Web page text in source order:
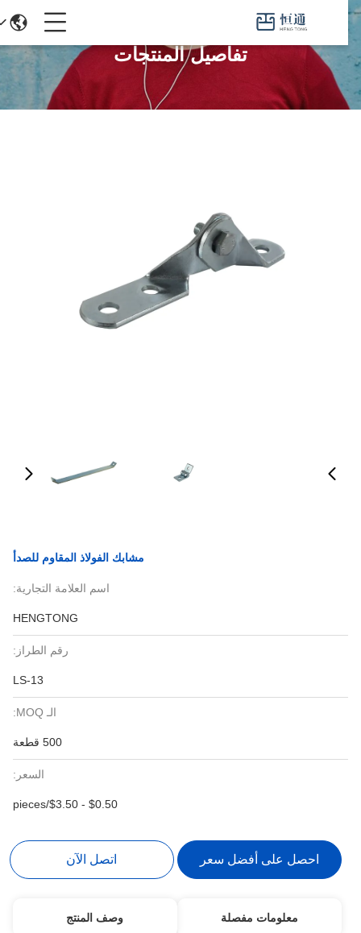
تفاصيل المنتجات
مشابك الفولاذ المقاوم للصدأ
اسم العلامة التجارية:
HENGTONG
رقم الطراز:
LS-13
الـ MOQ:
500 قطعة
السعر:
$0.50 - $3.50/pieces
احصل على أفضل سعر اتصل الآن
معلومات مفصلة وصف المنتج